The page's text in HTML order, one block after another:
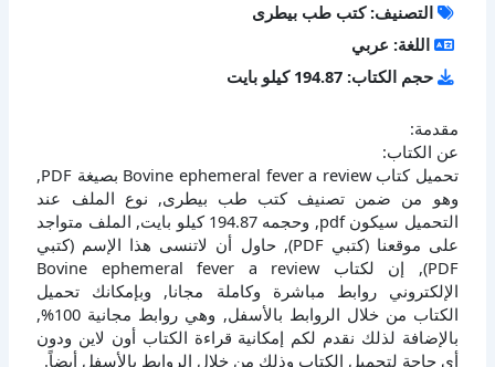
التصنيف: كتب طب بيطرى
اللغة: عربي
حجم الكتاب: 194.87 كيلو بايت
مقدمة:
عن الكتاب:
تحميل كتاب Bovine ephemeral fever a review بصيغة PDF,
وهو من ضمن تصنيف كتب طب بيطرى, نوع الملف عند
التحميل سيكون pdf, وحجمه 194.87 كيلو بايت, الملف متواجد
على موقعنا (كتبي PDF), حاول أن لاتنسى هذا الإسم (كتبي
PDF), إن لكتاب Bovine ephemeral fever a review
الإلكتروني روابط مباشرة وكاملة مجانا, وبإمكانك تحميل
الكتاب من خلال الروابط بالأسفل, وهي روابط مجانية 100%,
بالإضافة لذلك نقدم لكم إمكانية قراءة الكتاب أون لاين ودون
أي حاجة لتحميل الكتاب وذلك من خلال الروابط بالأسفل أيضاً.